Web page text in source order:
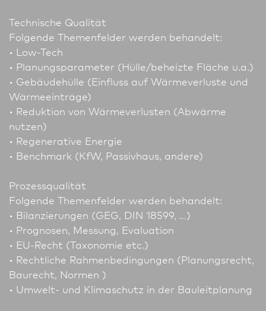
Technische Qualität
Folgende Themenfelder werden behandelt:
• Low-Tech
• Planungsparameter (Hülle/beheizte Fläche u.a.)
• Gebäudehülle (Einfluss auf Wärmeverluste und
Wärmeeinträge)
• Reduktion von Wärmeverlusten (Abwärme
nutzen)
• Regenerative Energie
• Benchmark (KfW, Passivhaus, andere)
Prozessqualität
Folgende Themenfelder werden behandelt:
• Bilanzierungen (GEG, DIN 18599, …)
• Prognosen, Messung, Evaluation
• EU-Recht (Taxonomie etc.)
• Rechtliche Rahmen­bedingungen (Planungsrecht,
Baurecht, Normen )
• Umwelt- und Klima­schutz in der Bauleitplanung